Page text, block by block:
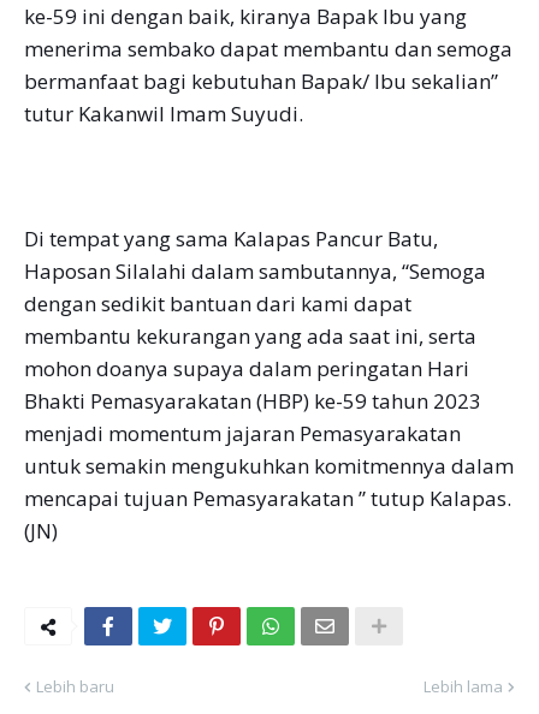
ke-59 ini dengan baik, kiranya Bapak Ibu yang
menerima sembako dapat membantu dan semoga
bermanfaat bagi kebutuhan Bapak/ Ibu sekalian”
tutur Kakanwil Imam Suyudi.
Di tempat yang sama Kalapas Pancur Batu,
Haposan Silalahi dalam sambutannya, “Semoga
dengan sedikit bantuan dari kami dapat
membantu kekurangan yang ada saat ini, serta
mohon doanya supaya dalam peringatan Hari
Bhakti Pemasyarakatan (HBP) ke-59 tahun 2023
menjadi momentum jajaran Pemasyarakatan
untuk semakin mengukuhkan komitmennya dalam
mencapai tujuan Pemasyarakatan ” tutup Kalapas.
(JN)
Lebih baru Lebih lama